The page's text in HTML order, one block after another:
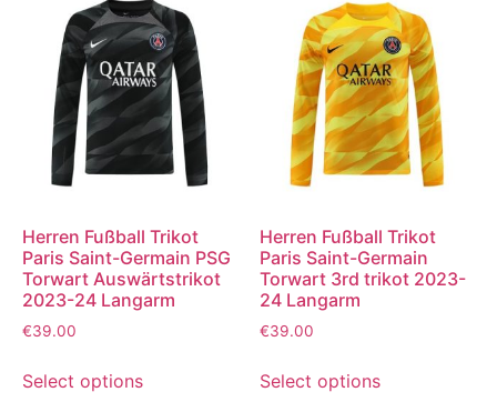
Herren Fußball Trikot
Paris Saint-Germain PSG
Torwart Auswärtstrikot
2023-24 Langarm
€39.00
Select options
Herren Fußball Trikot
Paris Saint-Germain
Torwart 3rd trikot 2023-
24 Langarm
€39.00
Select options